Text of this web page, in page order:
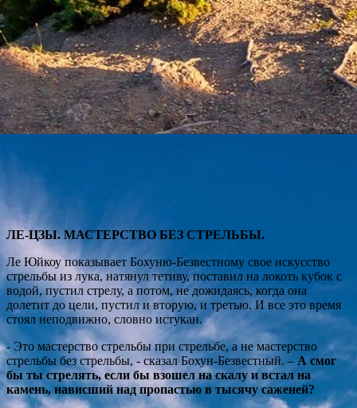
ЛЕ-ЦЗЫ. МАСТЕРСТВО БЕЗ СТРЕЛЬБЫ.
Ле Юйкоу показывает Бохуню-Безвестному свое искусство
стрельбы из лука, натянул тетиву, поставил на локоть кубок с
водой, пустил стрелу, а потом, не дожидаясь, когда она
долетит до цели, пустил и вторую, и третью. И все это время
стоял неподвижно, словно истукан.
- Это мастерство стрельбы при стрельбе, а не мастерство
стрельбы без стрельбы, - сказал Бохун-Безвестный. – А смог
бы ты стрелять, если бы взошел на скалу и встал на
камень, нависший над пропастью в тысячу саженей?